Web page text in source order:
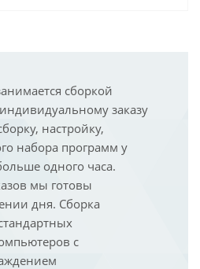
сборкой
заказу
настройку,
набора программ у
одного часа.
мы готовы
дня. Сборка
с